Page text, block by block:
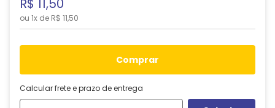
R$ 11,50
ou 1x de R$ 11,50
comprar
Calcular frete e prazo de entrega